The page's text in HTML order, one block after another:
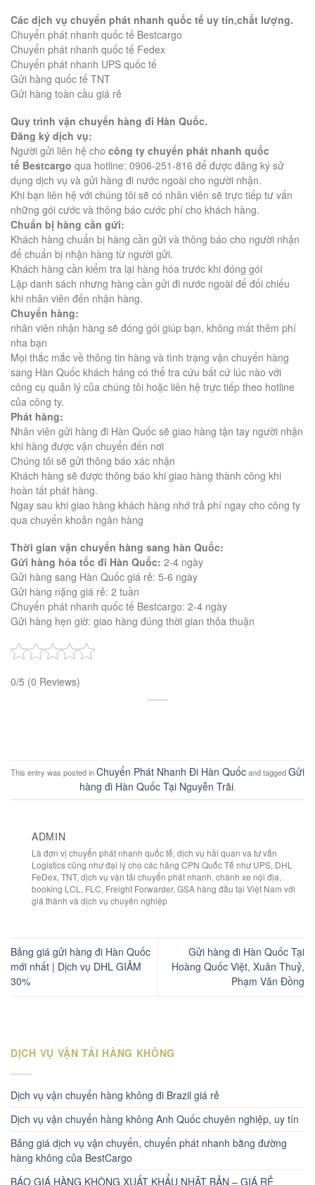
Các dịch vụ chuyển phát nhanh quốc tế uy tín,chất lượng.
Chuyển phát nhanh quốc tế Bestcargo
Chuyển phát nhanh quốc tế Fedex
Chuyển phát nhanh UPS quốc tế
Gửi hàng quốc tế TNT
Gửi hàng toàn cầu giá rẻ
Quy trình vận chuyển hàng đi Hàn Quốc.
Đăng ký dịch vụ:
Người gửi liên hệ cho công ty chuyển phát nhanh quốc
tế Bestcargo qua hotline: 0906-251-816 để được đăng ký sử
dụng dịch vụ và gửi hàng đi nước ngoài cho người nhận.
Khi bạn liên hệ với chúng tôi sẽ có nhân viên sẽ trực tiếp tư vấn
những gói cước và thông báo cước phí cho khách hàng.
Chuẩn bị hàng cần gửi:
Khách hàng chuẩn bị hàng cần gửi và thông báo cho người nhận
để chuẩn bị nhận hàng từ người gửi.
Khách hàng cần kiểm tra lại hàng hóa trước khi đóng gói
Lập danh sách nhưng hàng cần gửi đi nước ngoài để đối chiếu
khi nhân viên đến nhận hàng.
Chuyển hàng:
nhân viên nhận hàng sẽ đóng gói giúp bạn, không mất thêm phí
nha bạn
Mọi thắc mắc về thông tin hàng và tình trạng vận chuyển hàng
sang Hàn Quốc khách háng có thể tra cứu bất cứ lúc nào với
công cụ quản lý của chúng tôi hoặc liên hệ trực tiếp theo hotline
của công ty.
Phát hàng:
Nhân viên gửi hàng đi Hàn Quốc sẽ giao hàng tận tay người nhận
khi hàng được vận chuyển đến nơi
Chúng tôi sẽ gửi thông báo xác nhận
Khách hàng sẽ được thông báo khi giao hàng thành công khi
hoàn tất phát hàng.
Ngay sau khi giao hàng khách hàng nhớ trả phí ngay cho công ty
qua chuyển khoản ngân hàng
Thời gian vận chuyển hàng sang hàn Quốc:
Gửi hàng hỏa tốc đi Hàn Quốc: 2-4 ngày
Gửi hàng sang Hàn Quốc giá rẻ: 5-6 ngày
Gửi hàng nặng giá rẻ: 2 tuần
Chuyển phát nhanh quốc tế Bestcargo: 2-4 ngày
Gửi hàng hẹn giờ: giao hàng đúng thời gian thỏa thuận
0/5 (0 Reviews)
This entry was posted inChuyển Phát Nhanh Đi Hàn Quốcand taggedGửi
hàng đi Hàn Quốc Tại Nguyễn Trãi.
ADMIN
Là đơn vị chuyển phát nhanh quốc tế, dịch vụ hải quan va tư vấn
Logistics cũng như đại lý cho các hãng CPN Quốc Tế như UPS, DHL
FeDex, TNT, dịch vụ vận tải chuyển phát nhanh, chành xe nội địa,
booking LCL, FLC, Freight Forwarder, GSA hàng đầu tại Việt Nam với
giá thành và dịch vụ chuyên nghiệp
Bảng giá gửi hàng đi Hàn Quốc
mới nhất | Dịch vụ DHL GIẢM
30%
Gửi hàng đi Hàn Quốc Tại
Hoàng Quốc Việt, Xuân Thuỷ,
Phạm Văn Đồng
DỊCH VỤ VẬN TẢI HÀNG KHÔNG
Dịch vụ vận chuyển hàng không đi Brazil giá rẻ
Dịch vụ vận chuyển hàng không Anh Quốc chuyên nghiệp, uy tín
Bảng giá dịch vụ vận chuyển, chuyển phát nhanh bằng đường
hàng không của BestCargo
BÁO GIÁ HÀNG KHÔNG XUẤT KHẨU NHẬT BẢN – GIÁ RẺ